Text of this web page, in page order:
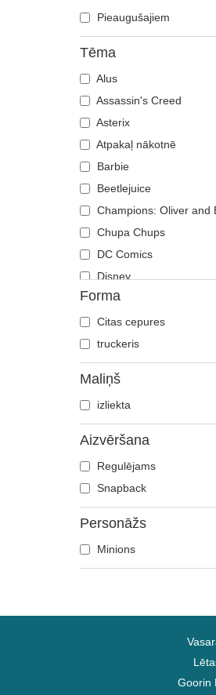
Pieaugušajiem
Tēma
Alus
Assassin's Creed
Asterix
Atpakaļ nākotnē
Barbie
Beetlejuice
Champions: Oliver and
Chupa Chups
DC Comics
Disney
Dragon Ball
Es, ļaundaris
Fast & Furious
Gredzenu pavēlnieks
Haizivs
Harry Potter
Kung Fu Panda
Looney Tunes
Lucky Luke
Forma
Citas cepures
truckeris
Maliņš
izliekta
Aizvēršana
Regulējams
Snapback
Personāžs
Minions
Goorin